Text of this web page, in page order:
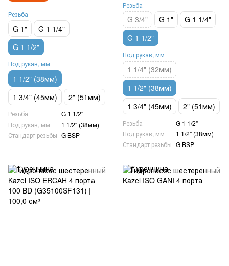
Резьба
G 1"
G 1 1/4"
G 1 1/2"
Под рукав, мм
1 1/2" (38мм)
1 3/4" (45мм)
2" (51мм)
Резьба
G 1 1/2"
Под рукав, мм
1 1/2" (38мм)
Стандарт резьбы G BSP
Резьба
G 3/4" G 1"
G 1 1/4"
G 1 1/2"
Под рукав, мм
1 1/4" (32мм)
1 1/2" (38мм)
1 3/4" (45мм)
2" (51мм)
Резьба
G 1 1/2"
Под рукав, мм
1 1/2" (38мм)
Стандарт резьбы G BSP